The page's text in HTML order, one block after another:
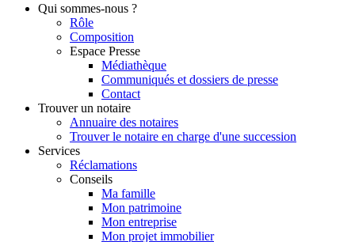
Qui sommes-nous ?
Rôle
Composition
Espace Presse
Médiathèque
Communiqués et dossiers de presse
Contact
Trouver un notaire
Annuaire des notaires
Trouver le notaire en charge d'une succession
Services
Réclamations
Conseils
Ma famille
Mon patrimoine
Mon entreprise
Mon projet immobilier